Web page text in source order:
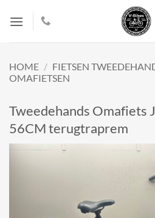
naar
HOME / FIETSEN
OMAFIETSEN
Tweedehands Omafiets
56CM terugtraprem